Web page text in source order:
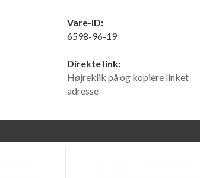
Vare-ID:
6598-96-19
Direkte link:
Højreklik på og kopiere linket
adresse